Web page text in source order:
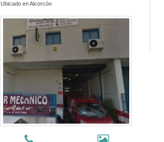
Ubicado en Alcorcón